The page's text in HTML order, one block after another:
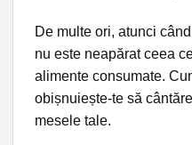
De multe ori, atunci
nu este neapărat ceea
alimente consumate.
obișnuiește-te să
mesele tale.